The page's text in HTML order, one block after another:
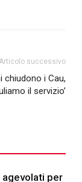
Articolo successivo
chiudono i Cau,
il servizio’
per